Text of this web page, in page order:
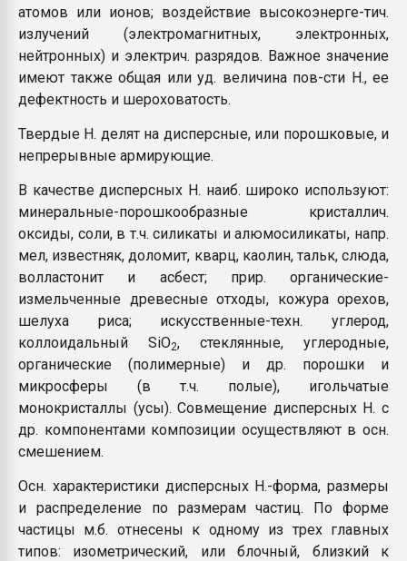
атомов или ионов; воздействие высокоэнерге-тич.
излучений (электромагнитных, электронных,
нейтронных) и электрич. разрядов. Важное значение
имеют также общая или уд. величина пов-сти Н., ее
дефектность и шероховатость.
Твердые Н. делят на дисперсные, или порошковые, и
непрерывные армирующие.
В качестве дисперсных Н. наиб. широко используют:
минеральные-порошкообразные кристаллич.
оксиды, соли, в т.ч. силикаты и алюмосиликаты, напр.
мел, известняк, доломит, кварц, каолин, тальк, слюда,
волластонит и асбест; прир. органические-
измельченные древесные отходы, кожура орехов,
шелуха риса; искусственные-техн. углерод,
коллоидальный SiO2, стеклянные, углеродные,
органические (полимерные) и др. порошки и
микросферы (в т.ч. полые), игольчатые
монокристаллы (усы). Совмещение дисперсных Н. с
др. компонентами композиции осуществляют в осн.
смешением.
Осн. характеристики дисперсных Н.-форма, размеры
и распределение по размерам частиц. По форме
частицы м.б. отнесены к одному из трех главных
типов: изометрический, или блочный, близкий к